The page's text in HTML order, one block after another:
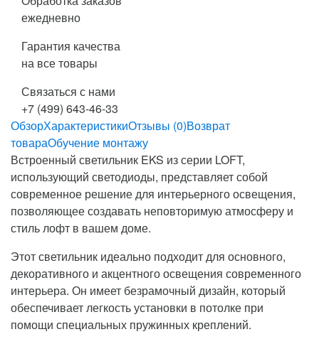
ежедневно
Гарантия качества
на все товары
Связаться с нами
+7 (499) 643-46-33
ОбзорХарактеристикиОтзывы (0)Возврат
товараОбучение монтажу
Встроенный светильник EKS из серии LOFT,
использующий светодиоды, представляет собой
современное решение для интерьерного освещения,
позволяющее создавать неповторимую атмосферу и
стиль лофт в вашем доме.
Этот светильник идеально подходит для основного,
декоративного и акцентного освещения современного
интерьера. Он имеет безрамочный дизайн, который
обеспечивает легкость установки в потолке при
помощи специальных пружинных креплений.